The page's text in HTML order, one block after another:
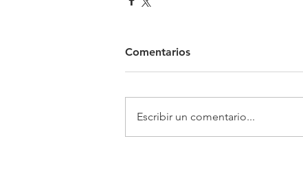
Comentarios
Escribir un comentario...